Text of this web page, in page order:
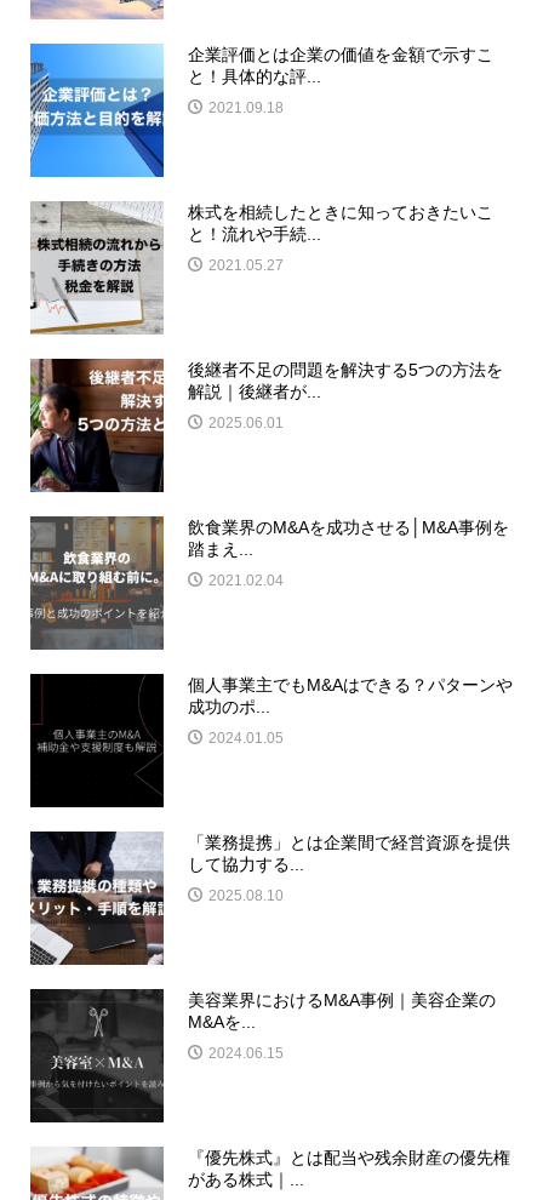
企業評価とは企業の価値を金額で示すこ
と！具体的な評...
2021.09.18
株式を相続したときに知っておきたいこ
と！流れや手続...
2021.05.27
後継者不足の問題を解決する5つの方法を
解説｜後継者が...
2025.06.01
飲食業界のM&Aを成功させる│M&A事例を
踏まえ...
2021.02.04
個人事業主でもM&Aはできる？パターンや
成功のポ...
2024.01.05
「業務提携」とは企業間で経営資源を提供
して協力する...
2025.08.10
美容業界におけるM&A事例｜美容企業の
M&Aを...
2024.06.15
『優先株式』とは配当や残余財産の優先権
がある株式｜...